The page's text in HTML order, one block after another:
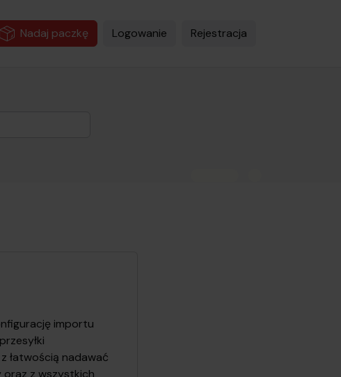
Nadaj paczkę Logowanie Rejestracja
importu
łatwością nadawać
oraz z wszystkich